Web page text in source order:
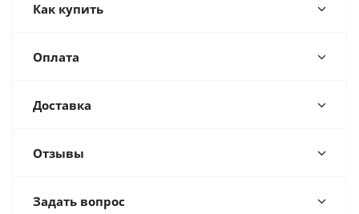
Как купить
Оплата
Доставка
Отзывы
Задать вопрос